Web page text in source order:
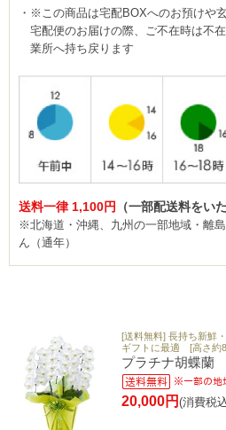
※この商品は宅配BOXへのお預けや
宅配便のお届けの際、ご不在時は不
業所へ持ち戻ります
送料一律 1,100円 （一部配送料をい
※北海道・沖縄、九州の一部地域・離
ん（通年）
[送料無料] 長持ち新鮮
ギフトに最適 [高さ約
プラチナ胡蝶蘭
20,000円 (消費税